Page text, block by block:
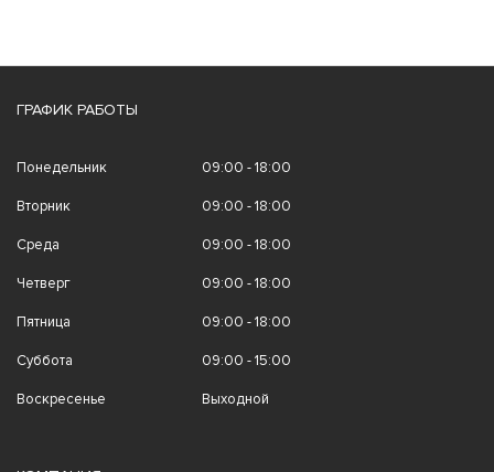
ГРАФИК РАБОТЫ
Понедельник 09:00 - 18:00
Вторник 09:00 - 18:00
Среда 09:00 - 18:00
Четверг 09:00 - 18:00
Пятница 09:00 - 18:00
Суббота 09:00 - 15:00
Воскресенье Выходной